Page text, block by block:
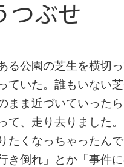
つぶせ
る公園の芝生を横切
ていた。誰もいない
まま近づいていった
て、走り去りました
たくなっちゃったん
き倒れ」とか「事件